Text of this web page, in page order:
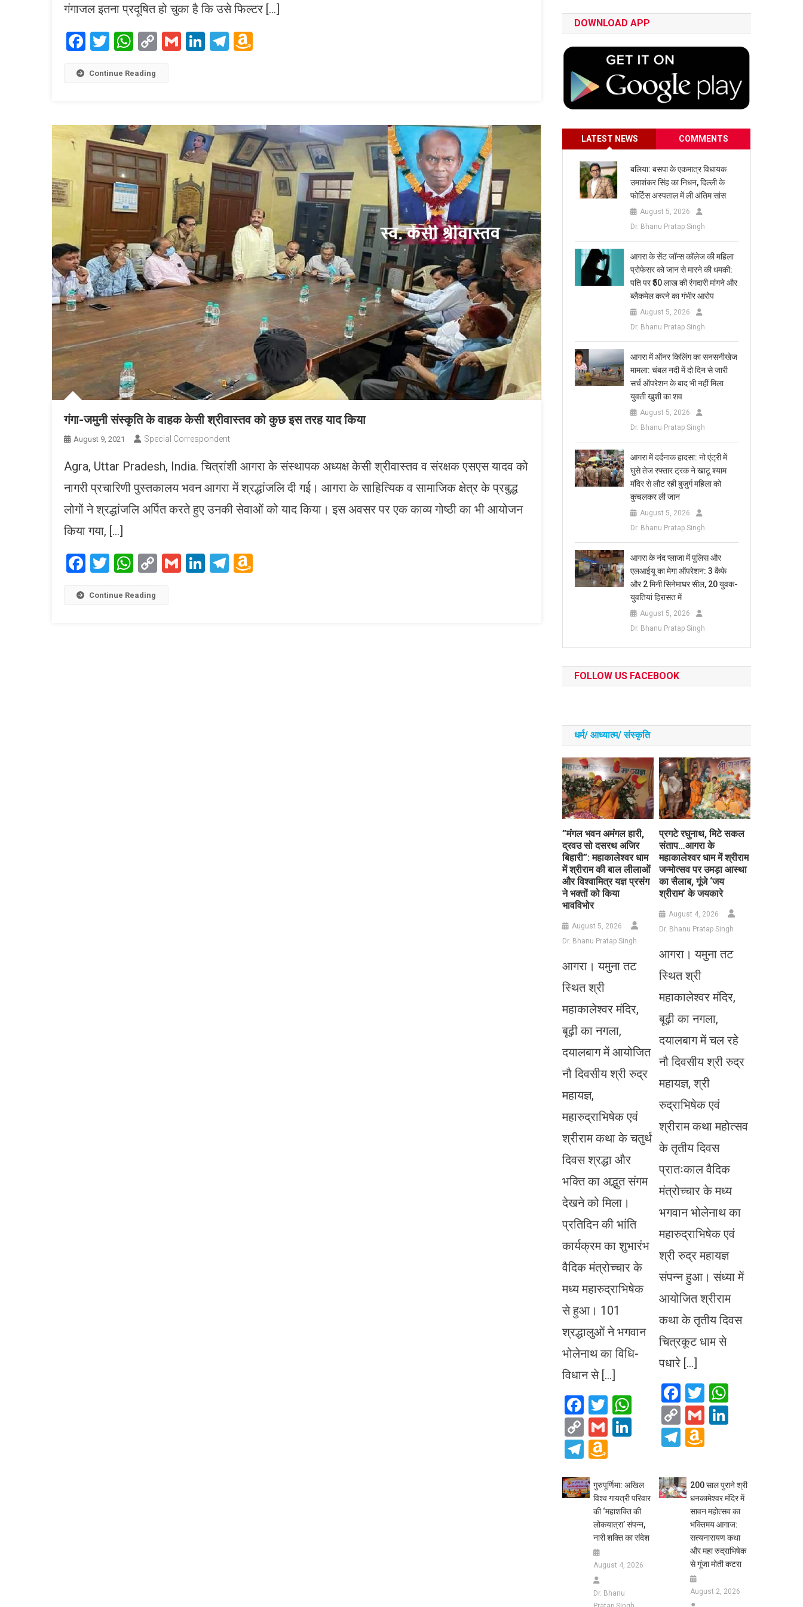
गंगाजल इतना प्रदूषित हो चुका है कि उसे फिल्टर […]
Facebook
Twitter
WhatsApp
CopyGmailLinkedIn
Telegram
Continue Reading
गंगा-जमुनी संस्कृति के वाहक केसी श्रीवास्तव को कुछ इस तरह याद किया
August 9, 2021 Special Correspondent
Agra, Uttar Pradesh, India. चित्रांशी आगरा के संस्थापक अध्यक्ष केसी श्रीवास्तव व संरक्षक एसएस यादव को
नागरी प्रचारिणी पुस्तकालय भवन आगरा में श्रद्धांजलि दी गई। आगरा के साहित्यिक व सामाजिक क्षेत्र के प्रबुद्ध
लोगों ने श्रद्धांजलि अर्पित करते हुए उनकी सेवाओं को याद किया। इस अवसर पर एक काव्य गोष्ठी का भी आयोजन
किया गया, […]
Facebook
TwitterWhatsApp
CopyGmailLinkedIn
Telegram
Continue Reading
DOWNLOAD APP
LATEST NEWS COMMENTS
बलिया: बसपा के एकमात्र विधायक
उमाशंकर सिंह का निधन, दिल्ली के
फोर्टिस अस्पताल में ली अंतिम सांस
August 5, 2026
Dr. Bhanu Pratap Singh
आगरा के सेंट जॉन्स कॉलेज की महिला
प्रोफेसर को जान से मारने की धमकी:
पति पर ₹50 लाख की रंगदारी मांगने और
ब्लैकमेल करने का गंभीर आरोप
August 5, 2026
Dr. Bhanu Pratap Singh
आगरा में ऑनर किलिंग का सनसनीखेज
मामला: चंबल नदी में दो दिन से जारी
सर्च ऑपरेशन के बाद भी नहीं मिला
युवती खुशी का शव
August 5, 2026
Dr. Bhanu Pratap Singh
आगरा में दर्दनाक हादसा: नो एंट्री में
घुसे तेज रफ्तार ट्रक ने खाटू श्याम
मंदिर से लौट रही बुजुर्ग महिला को
कुचलकर ली जान
August 5, 2026
Dr. Bhanu Pratap Singh
आगरा के नंद प्लाजा में पुलिस और
एलआईयू का मेगा ऑपरेशन: 3 कैफे
और 2 मिनी सिनेमाघर सील, 20 युवक-
युवतियां हिरासत में
August 5, 2026
Dr. Bhanu Pratap Singh
FOLLOW US FACEBOOK
धर्म/ आध्‍यात्‍म/ संस्‍कृति
​”मंगल भवन अमंगल हारी,
द्रवउ सो दसरथ अजिर
बिहारी”: महाकालेश्वर धाम
में श्रीराम की बाल लीलाओं
और विश्वामित्र यज्ञ प्रसंग
ने भक्तों को किया
भावविभोर
August 5, 2026
Dr. Bhanu Pratap Singh
आगरा। यमुना तट
स्थित श्री
महाकालेश्वर मंदिर,
बूढ़ी का नगला,
दयालबाग में आयोजित
नौ दिवसीय श्री रुद्र
महायज्ञ,
महारुद्राभिषेक एवं
श्रीराम कथा के चतुर्थ
दिवस श्रद्धा और
भक्ति का अद्भुत संगम
देखने को मिला।
प्रतिदिन की भांति
कार्यक्रम का शुभारंभ
वैदिक मंत्रोच्चार के
मध्य महारुद्राभिषेक
से हुआ। 101
श्रद्धालुओं ने भगवान
भोलेनाथ का विधि-
विधान से […]
Facebook
TwitterWhatsApp
Copy
Link
GmailLinkedIn
Telegram
Amazon
List
प्रगटे रघुनाथ, मिटे सकल
संताप…आगरा के
महाकालेश्वर धाम में श्रीराम
जन्मोत्सव पर उमड़ा आस्था
का सैलाब, गूंजे ‘जय
श्रीराम’ के जयकारे
August 4, 2026
Dr. Bhanu Pratap Singh
आगरा। यमुना तट
स्थित श्री
महाकालेश्वर मंदिर,
बूढ़ी का नगला,
दयालबाग में चल रहे
नौ दिवसीय श्री रुद्र
महायज्ञ, श्री
रुद्राभिषेक एवं
श्रीराम कथा महोत्सव
के तृतीय दिवस
प्रातःकाल वैदिक
मंत्रोच्चार के मध्य
भगवान भोलेनाथ का
महारुद्राभिषेक एवं
श्री रुद्र महायज्ञ
संपन्न हुआ। संध्या में
आयोजित श्रीराम
कथा के तृतीय दिवस
चित्रकूट धाम से
पधारे […]
Facebook
Twitter
Copy
Link
Gmail
Telegram
List
गुरुपूर्णिमा: अखिल
विश्व गायत्री परिवार
की ‘महाशक्ति की
लोकयात्रा’ संपन्न,
नारी शक्ति का संदेश
August 4, 2026
Dr. Bhanu
200 साल पुराने श्री
धनकामेश्वर मंदिर में
सावन महोत्सव का
भक्तिमय आगाज:
सत्यनारायण कथा
और महा रुद्राभिषेक
से गूंजा मोती कटरा
August 2, 2026